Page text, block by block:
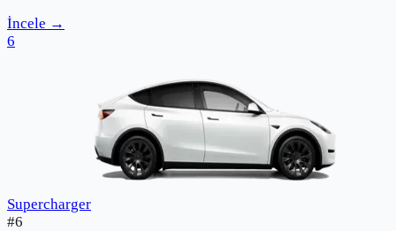
İncele →
6
Supercharger
#6